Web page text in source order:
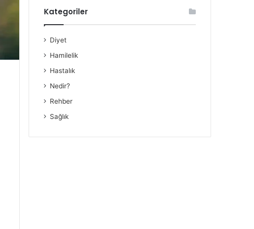
Kategoriler
Diyet
Hamilelik
Hastalık
Nedir?
Rehber
Sağlık